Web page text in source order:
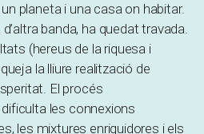
planeta i una casa on habitar.
banda, ha quedat travada.
(hereus de la riquesa i
la lliure realització de
El procés
dificulta les connexions
les mixtures enriquidores i els